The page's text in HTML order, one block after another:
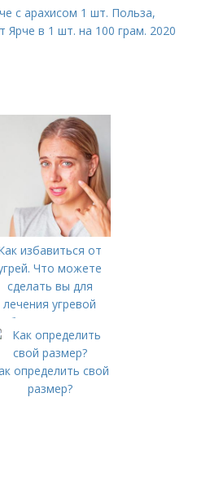
с арахисом 1 шт. Польза,
Ярче в 1 шт. на 100 грам. 2020
избавиться от
Что можете
сделать вы для
лечения угревой
болезни (акне)
определить свой
размер?